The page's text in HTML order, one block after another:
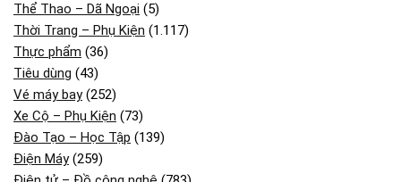
Thể Thao – Dã Ngoại (5)
Thời Trang – Phụ Kiện (1.117)
Thực phẩm (36)
Tiêu dùng (43)
Vé máy bay(252)
Xe Cộ – Phụ Kiện (73)
Đào Tạo – Học Tập (139)
Điện Máy(259)